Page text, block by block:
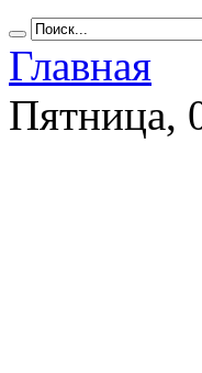
Главная
Пятница,